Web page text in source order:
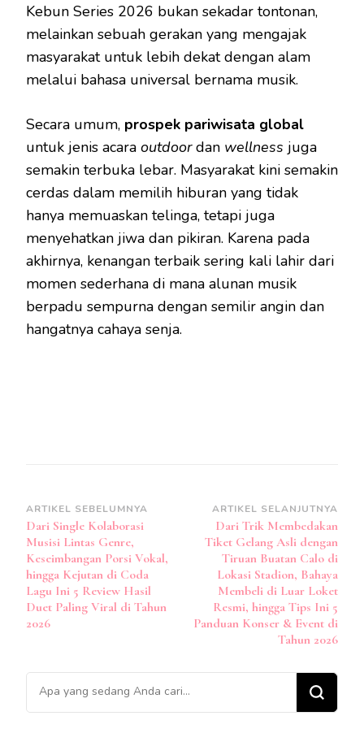
Kebun Series 2026 bukan sekadar tontonan,
melainkan sebuah gerakan yang mengajak
masyarakat untuk lebih dekat dengan alam
melalui bahasa universal bernama musik.
Secara umum, prospek pariwisata global
untuk jenis acara outdoordan wellness juga
semakin terbuka lebar. Masyarakat kini semakin
cerdas dalam memilih hiburan yang tidak
hanya memuaskan telinga, tetapi juga
menyehatkan jiwa dan pikiran. Karena pada
akhirnya, kenangan terbaik sering kali lahir dari
momen sederhana di mana alunan musik
berpadu sempurna dengan semilir angin dan
hangatnya cahaya senja.
Navigasi
Artikel
ARTIKEL SEBELUMNYA
Dari Single Kolaborasi
Musisi Lintas Genre,
Keseimbangan Porsi Vokal,
hingga Kejutan di Coda
Lagu Ini 5 Review Hasil
Duet Paling Viral di Tahun
2026
ARTIKEL SELANJUTNYA
Dari Trik Membedakan
Tiket Gelang Asli dengan
Tiruan Buatan Calo di
Lokasi Stadion, Bahaya
Membeli di Luar Loket
Resmi, hingga Tips Ini 5
Panduan Konser & Event di
Tahun 2026
Mencari
Sesuatu?